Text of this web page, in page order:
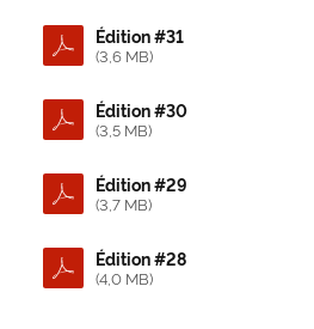
Édition #31
(3,6 MB)
Édition #30
(3,5 MB)
Édition #29
(3,7 MB)
Édition #28
(4,0 MB)